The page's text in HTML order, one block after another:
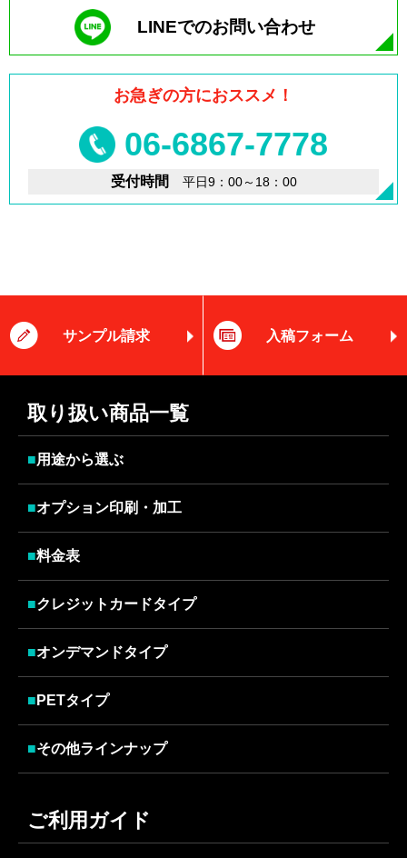
LINEでのお問い合わせ
お急ぎの方におススメ！
06-6867-7778
受付時間 平日9：00～18：00
サンプル請求 入稿フォーム
取り扱い商品一覧
■用途から選ぶ
■オプション印刷・加工
■料金表
■クレジットカードタイプ
■オンデマンドタイプ
■ PETタイプ
■その他ラインナップ
ご利用ガイド